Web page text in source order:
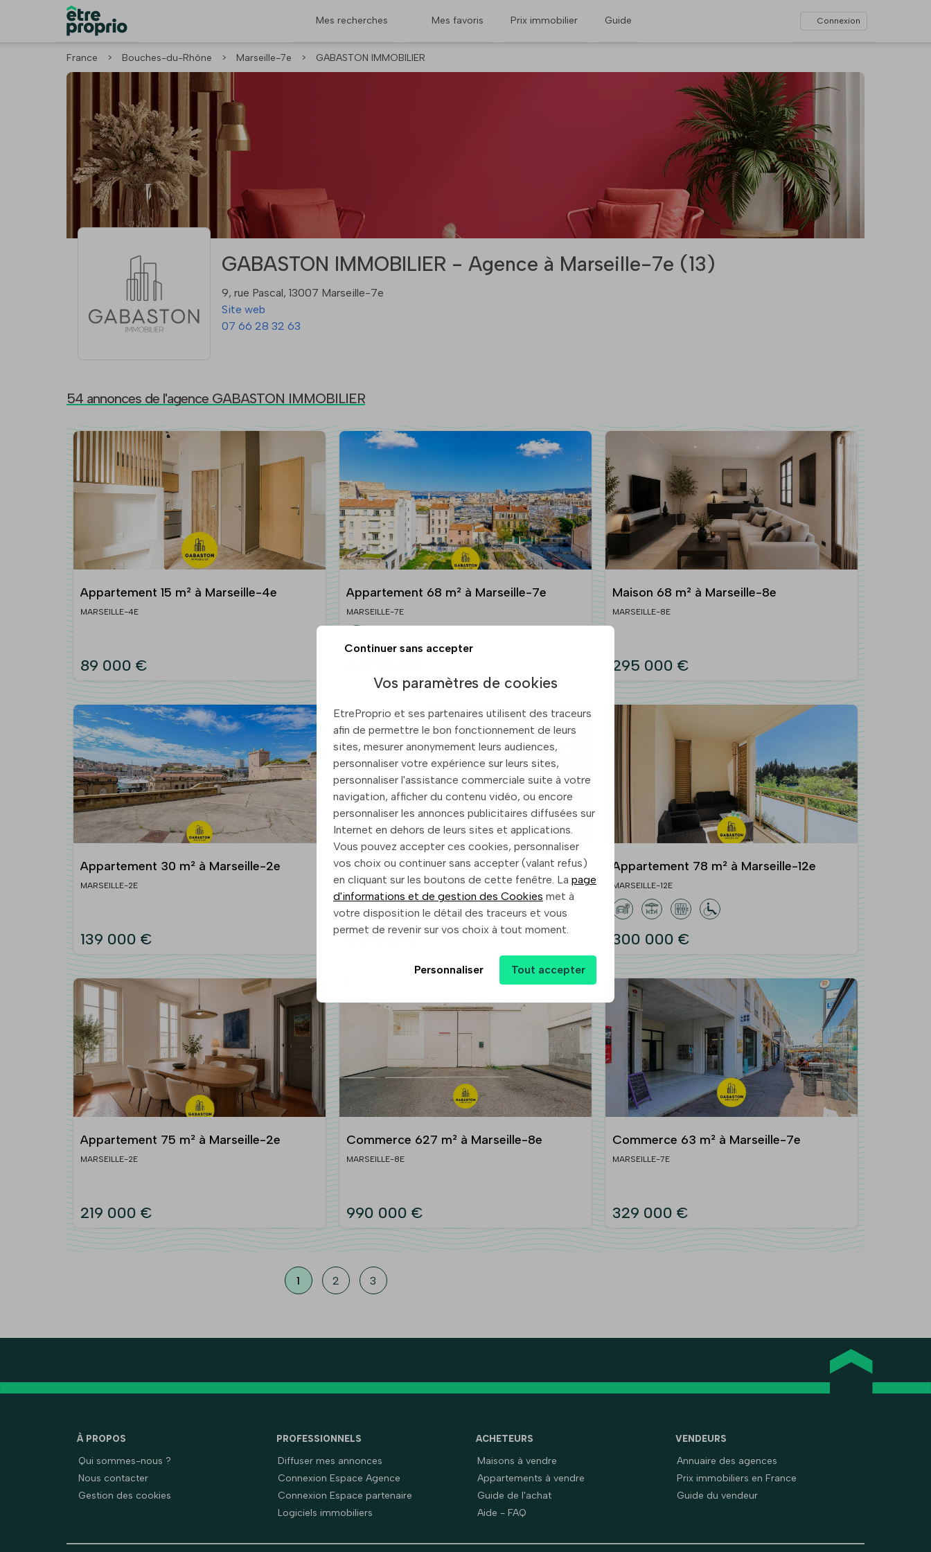
Mes recherches Mes favoris Prix immobilier Guide Connexion
France > Bouches-du-Rhône > Marseille-7e > GABASTON IMMOBILIER
GABASTON IMMOBILIER - Agence à Marseille-7e (13)
9, rue Pascal, 13007 Marseille-7e
Site web
07 66 28 32 63
54 annonces de l'agence GABASTON IMMOBILIER
Appartement 15 m² à Marseille-4e
MARSEILLE-4E
89 000 €
Appartement 68 m² à Marseille-7e
MARSEILLE-7E
Maison 68 m² à Marseille-8e
MARSEILLE-8E
295 000 €
Appartement 30 m² à Marseille-2e
MARSEILLE-2E
139 000 €
Maison 104 m² à Marseille-11e
MARSEILLE-11E
615 000 €
Appartement 78 m² à Marseille-12e
MARSEILLE-12E
300 000 €
Appartement 75 m² à Marseille-2e
MARSEILLE-2E
219 000 €
Commerce 627 m² à Marseille-8e
MARSEILLE-8E
990 000 €
Commerce 63 m² à Marseille-7e
MARSEILLE-7E
329 000 €
1 2 3
À PROPOS
Qui sommes-nous ?
Nous contacter
Gestion des cookies
PROFESSIONNELS
Diffuser mes annonces
Connexion Espace Agence
Connexion Espace partenaire
Logiciels immobiliers
ACHETEURS
Maisons à vendre
Appartements à vendre
Guide de l'achat
Aide - FAQ
VENDEURS
Annuaire des agences
Prix immobiliers en France
Guide du vendeur
Continuer sans accepter
Vos paramètres de cookies
EtreProprio et ses partenaires utilisent des traceurs
afin de permettre le bon fonctionnement de leurs
sites, mesurer anonymement leurs audiences,
personnaliser votre expérience sur leurs sites,
personnaliser l'assistance commerciale suite à votre
navigation, afficher du contenu vidéo, ou encore
personnaliser les annonces publicitaires diffusées sur
Internet en dehors de leurs sites et applications.
Vous pouvez accepter ces cookies, personnaliser
vos choix ou continuer sans accepter (valant refus)
en cliquant sur les boutons de cette fenêtre. La page
d'informations et de gestion des Cookies met à
votre disposition le détail des traceurs et vous
permet de revenir sur vos choix à tout moment.
Personnaliser Tout accepter